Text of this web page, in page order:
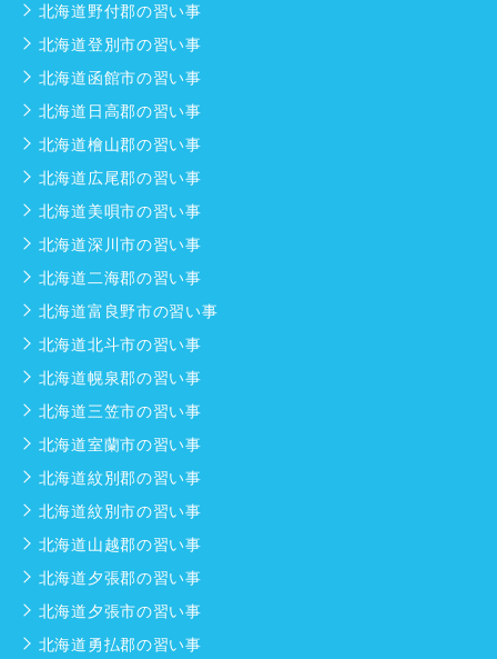
北海道野付郡の習い事
北海道登別市の習い事
北海道函館市の習い事
北海道日高郡の習い事
北海道檜山郡の習い事
北海道広尾郡の習い事
北海道美唄市の習い事
北海道深川市の習い事
北海道二海郡の習い事
北海道富良野市の習い事
北海道北斗市の習い事
北海道幌泉郡の習い事
北海道三笠市の習い事
北海道室蘭市の習い事
北海道紋別郡の習い事
北海道紋別市の習い事
北海道山越郡の習い事
北海道夕張郡の習い事
北海道夕張市の習い事
北海道勇払郡の習い事